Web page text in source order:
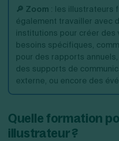
🔎 Zoom : les illustrateurs
également travailler avec
institutions pour créer des
besoins spécifiques,
pour des rapports
des supports de
externe, ou encore des
Quelle formation
illustrateur ?